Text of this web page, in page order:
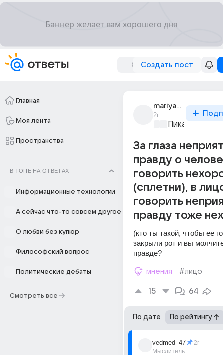
Создать пост
Главная
Моя лента
Пространства
В ТОПЕ НА ОТВЕТАХ
Информационные технологии
А сейчас что-то совсем другое
О любви без купюр
Философский вопрос
Политические дебаты
Смотреть все
mariya__marina
2г
Пикантно о
За глаза
правду о
говорить
(сплетни), в
говорить
правду тоже
(кто ты такой, чтобы ее
закрыли рот и вы
правде?
мнения #лицо
15 64
По дате По рейтингу
vedmed_47
Мыслитель
2г